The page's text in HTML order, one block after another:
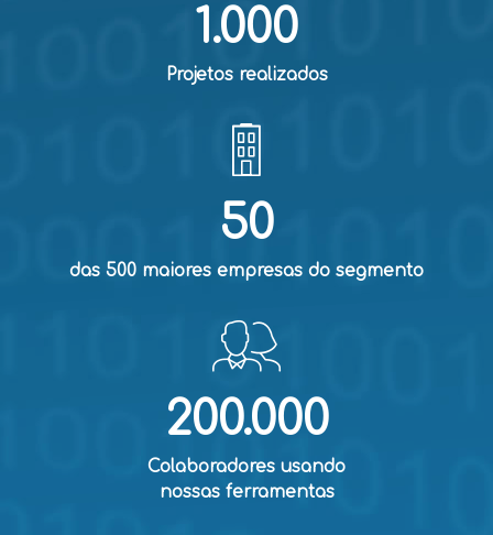
1.000
Projetos realizados
50
das 500 maiores empresas do segmento
200.000
Colaboradores usando
nossas ferramentas